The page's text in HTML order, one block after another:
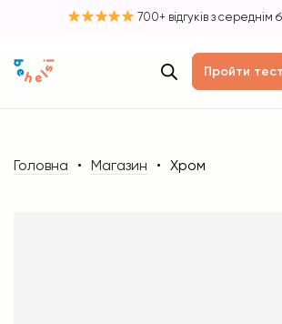
700+ відгуків з середнім
Пройти тест
Головна Магазин Хром